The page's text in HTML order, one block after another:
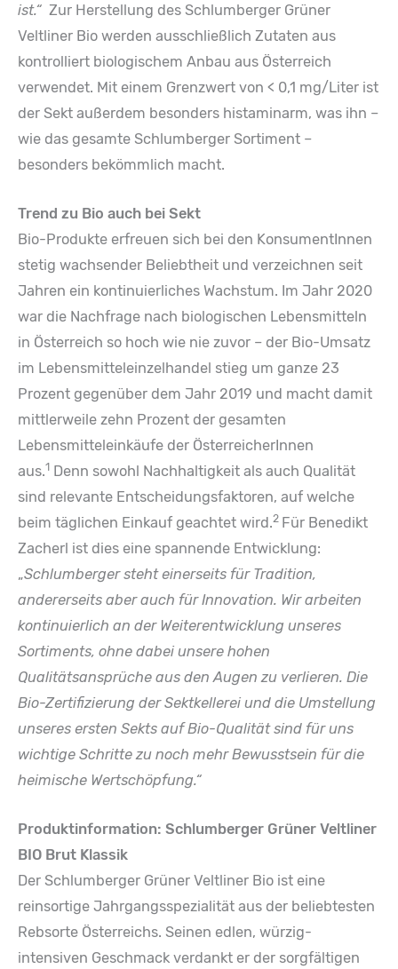
ist.“ Zur Herstellung des Schlumberger Grüner
Veltliner Bio werden ausschließlich Zutaten aus
kontrolliert biologischem Anbau aus Österreich
verwendet. Mit einem Grenzwert von < 0,1 mg/Liter ist
der Sekt außerdem besonders histaminarm, was ihn –
wie das gesamte Schlumberger Sortiment –
besonders bekömmlich macht.
Trend zu Bio auch bei Sekt
Bio-Produkte erfreuen sich bei den KonsumentInnen
stetig wachsender Beliebtheit und verzeichnen seit
Jahren ein kontinuierliches Wachstum. Im Jahr 2020
war die Nachfrage nach biologischen Lebensmitteln
in Österreich so hoch wie nie zuvor – der Bio-Umsatz
im Lebensmitteleinzelhandel stieg um ganze 23
Prozent gegenüber dem Jahr 2019 und macht damit
mittlerweile zehn Prozent der gesamten
Lebensmitteleinkäufe der ÖsterreicherInnen
aus.1 Denn sowohl Nachhaltigkeit als auch Qualität
sind relevante Entscheidungsfaktoren, auf welche
beim täglichen Einkauf geachtet wird.2 Für Benedikt
Zacherl ist dies eine spannende Entwicklung:
„Schlumberger steht einerseits für Tradition,
andererseits aber auch für Innovation. Wir arbeiten
kontinuierlich an der Weiterentwicklung unseres
Sortiments, ohne dabei unsere hohen
Qualitätsansprüche aus den Augen zu verlieren. Die
Bio-Zertifizierung der Sektkellerei und die Umstellung
unseres ersten Sekts auf Bio-Qualität sind für uns
wichtige Schritte zu noch mehr Bewusstsein für die
heimische Wertschöpfung.“
Produktinformation: Schlumberger Grüner Veltliner
BIO Brut Klassik
Der Schlumberger Grüner Veltliner Bio ist eine
reinsortige Jahrgangsspezialität aus der beliebtesten
Rebsorte Österreichs. Seinen edlen, würzig-
intensiven Geschmack verdankt er der sorgfältigen